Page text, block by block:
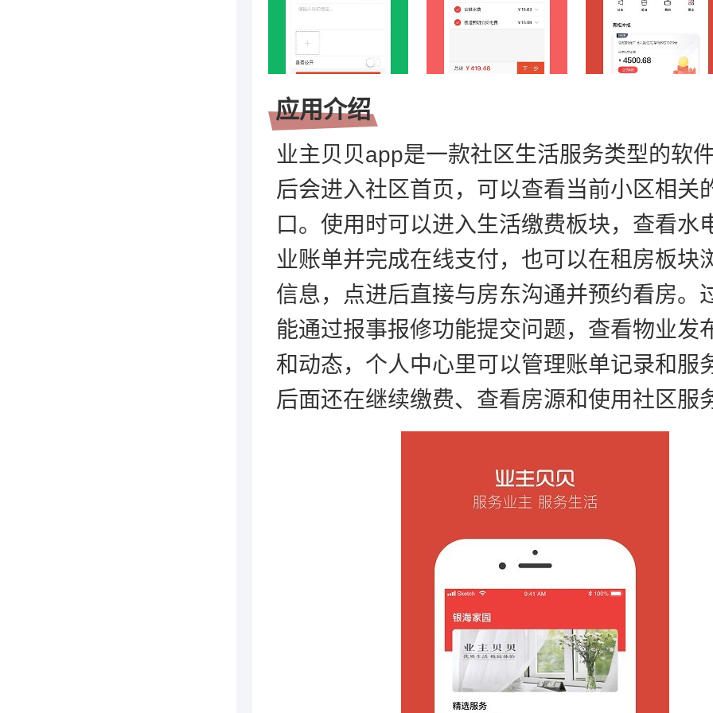
应用介绍
业主贝贝app是一款社区生活服务类型的软
后会进入社区首页，可以查看当前小区相关
口。使用时可以进入生活缴费板块，查看水
业账单并完成在线支付，也可以在租房板块
信息，点进后直接与房东沟通并预约看房。
能通过报事报修功能提交问题，查看物业发
和动态，个人中心里可以管理账单记录和服
后面还在继续缴费、查看房源和使用社区服